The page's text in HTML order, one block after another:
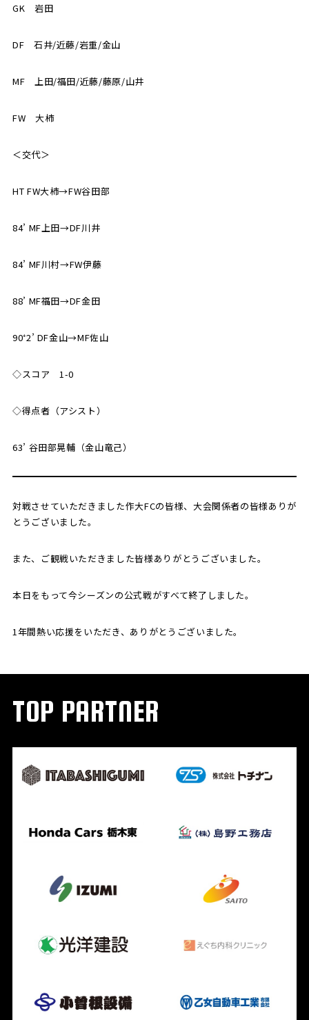
GK 岩田
DF 石井/近藤/岩重/金山
MF 上田/福田/近藤/藤原/山井
FW 大柿
＜交代＞
HT FW大柿→FW谷田部
84’ MF上田→DF川井
84’ MF川村→FW伊藤
88’ MF福田→DF金田
90⁺2’ DF金山→MF佐山
◇スコア 1-0
◇得点者（アシスト）
63’ 谷田部晃輔（金山竜己）
対戦させていただきました作大FCの皆様、大会関係者の皆様ありが
とうございました。
また、ご観戦いただきました皆様ありがとうございました。
本日をもって今シーズンの公式戦がすべて終了しました。
1年間熱い応援をいただき、ありがとうございました。
TOP PARTNER